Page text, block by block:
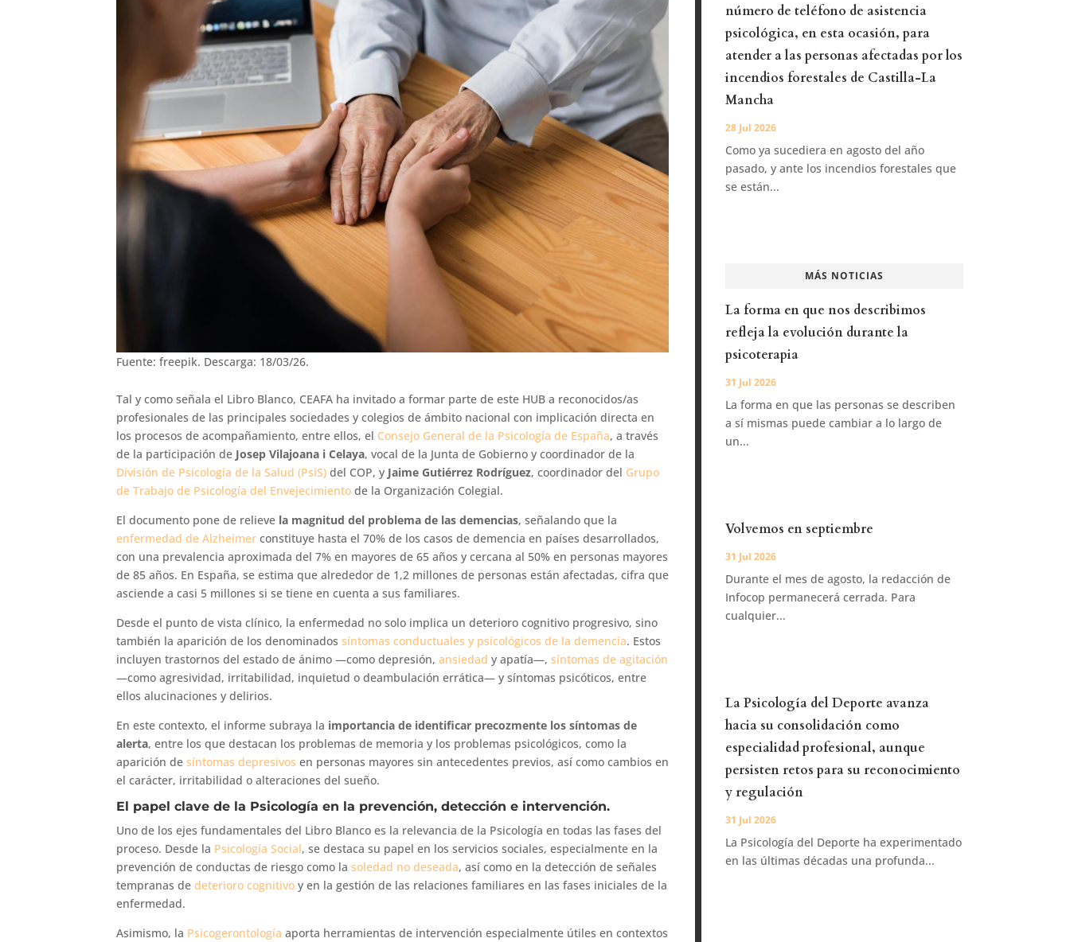
Fuente: freepik. Descarga: 18/03/26.
Tal y como señala el Libro Blanco, CEAFA ha invitado a formar parte de este HUB a reconocidos/as
profesionales de las principales sociedades y colegios de ámbito nacional con implicación directa en
los procesos de acompañamiento, entre ellos, el Consejo General de la Psicología de España, a través
de la participación de Josep Vilajoana i Celaya, vocal de la Junta de Gobierno y coordinador de la
División de Psicología de la Salud (PsiS) del COP, y Jaime Gutiérrez Rodríguez, coordinador del Grupo
de Trabajo de Psicología del Envejecimiento de la Organización Colegial.
El documento pone de relieve la magnitud del problema de las demencias, señalando que la
enfermedad de Alzheimer constituye hasta el 70% de los casos de demencia en países desarrollados,
con una prevalencia aproximada del 7% en mayores de 65 años y cercana al 50% en personas mayores
de 85 años. En España, se estima que alrededor de 1,2 millones de personas están afectadas, cifra que
asciende a casi 5 millones si se tiene en cuenta a sus familiares.
Desde el punto de vista clínico, la enfermedad no solo implica un deterioro cognitivo progresivo, sino
también la aparición de los denominadossíntomas conductuales y psicológicos de la demencia. Estos
incluyen trastornos del estado de ánimo —como depresión,ansiedad y apatía—,síntomas de agitación
—como agresividad, irritabilidad, inquietud o deambulación errática— y síntomas psicóticos, entre
ellos alucinaciones y delirios.
En este contexto, el informe subraya la importancia de identificar precozmente los síntomas de
alerta, entre los que destacan los problemas de memoria y los problemas psicológicos, como la
aparición desíntomas depresivos en personas mayores sin antecedentes previos, así como cambios en
el carácter, irritabilidad o alteraciones del sueño.
El papel clave de la Psicología en la prevención, detección e intervención.
Uno de los ejes fundamentales del Libro Blanco es la relevancia de la Psicología en todas las fases del
proceso. Desde la Psicología Social, se destaca su papel en los servicios sociales, especialmente en la
prevención de conductas de riesgo como lasoledad no deseada, así como en la detección de señales
tempranas dedeterioro cognitivo y en la gestión de las relaciones familiares en las fases iniciales de la
enfermedad.
Asimismo, la Psicogerontología aporta herramientas de intervención especialmente útiles en contextos
número de teléfono de asistencia
psicológica, en esta ocasión, para
atender a las personas afectadas por los
incendios forestales de Castilla-La
Mancha
28 Jul 2026
Como ya sucediera en agosto del año
pasado, y ante los incendios forestales que
se están...
MÁS NOTICIAS
La forma en que nos describimos
refleja la evolución durante la
psicoterapia
31 Jul 2026
La forma en que las personas se describen
a sí mismas puede cambiar a lo largo de
un...
Volvemos en septiembre
31 Jul 2026
Durante el mes de agosto, la redacción de
Infocop permanecerá cerrada. Para
cualquier...
La Psicología del Deporte avanza
hacia su consolidación como
especialidad profesional, aunque
persisten retos para su reconocimiento
y regulación
31 Jul 2026
La Psicología del Deporte ha experimentado
en las últimas décadas una profunda...